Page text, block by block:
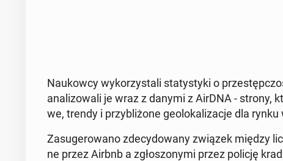
Na­ukow­cy wy­ko­rzy­sta­li sta­ty­sty­ki o
ana­li­zo­wa­li je wraz z danymi z AirDNA - strony,
we, trendy i przy­bli­żo­ne geo­lo­ka­li­za­cje dla
Za­su­ge­ro­wa­no zde­cy­do­wa­ny związek między
ne przez Airbnb a zgło­szo­ny­mi przez policję